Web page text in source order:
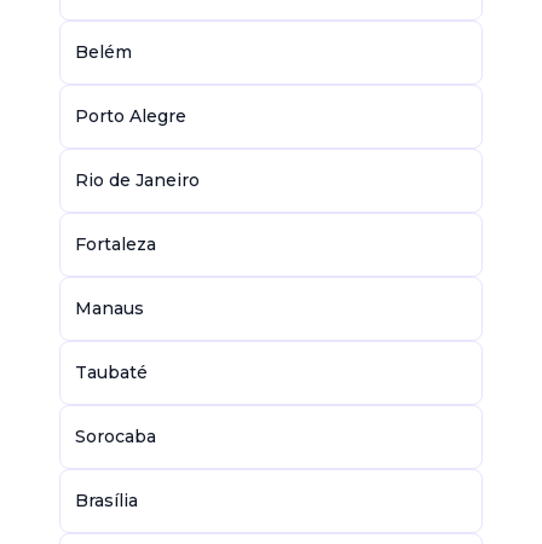
Belém
Porto Alegre
Rio de Janeiro
Fortaleza
Manaus
Taubaté
Sorocaba
Brasília